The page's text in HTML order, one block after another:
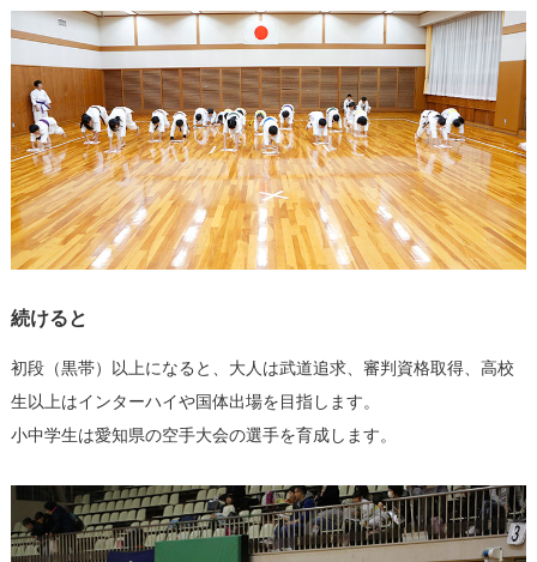
続けると
初段（黒帯）以上になると、大人は武道追求、審判資格取得、高校
生以上はインターハイや国体出場を目指します。
小中学生は愛知県の空手大会の選手を育成します。